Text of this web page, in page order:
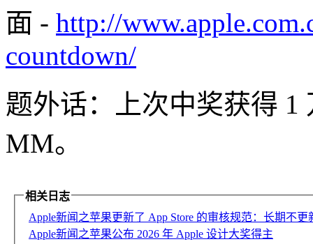
面 - http://
countdown/
题外话：上次中奖获得
MM。
相关日志
Apple新闻之苹果更新了 App Store 的审核规范：长期不
Apple新闻之苹果公布 2026 年 Apple 设计大奖得主